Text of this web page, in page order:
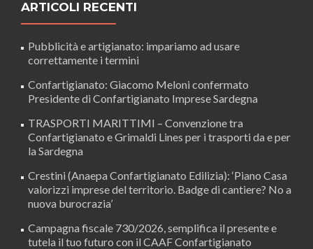
ARTICOLI RECENTI
Pubblicità e artigianato: impariamo ad usare
correttamente i termini
Confartigianato: Giacomo Meloni confermato
Presidente di Confartigianato Imprese Sardegna
TRASPORTI MARITTIMI – Convenzione tra
Confartigianato e Grimaldi Lines per i trasporti da e per
la Sardegna
Crestini (Anaepa Confartigianato Edilizia): ‘Piano Casa
valorizzi imprese del territorio. Badge di cantiere? No a
nuova burocrazia’
Campagna fiscale 730/2026, semplifica il presente e
tutela il tuo futuro con il CAAF Confartigianato